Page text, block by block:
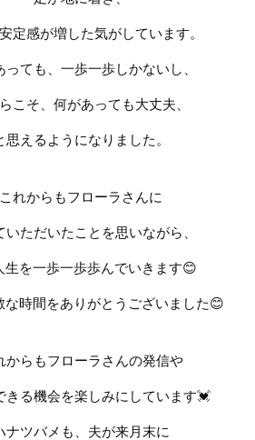
定感が増した気がしています。
っても、一歩一歩しかないし、
こそ、何があっても大丈夫、
思えるようになりました。
これからもフローラさんに
いただいたことを思いながら、
生を一歩一歩歩んでいきます😊
な時間をありがとうございました😊
からもフローラさんの発信や
きる機会を楽しみにしています💓
ナツバメも、夫が来月末に